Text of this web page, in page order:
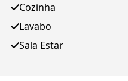
Cozinha
Lavabo
Sala Estar